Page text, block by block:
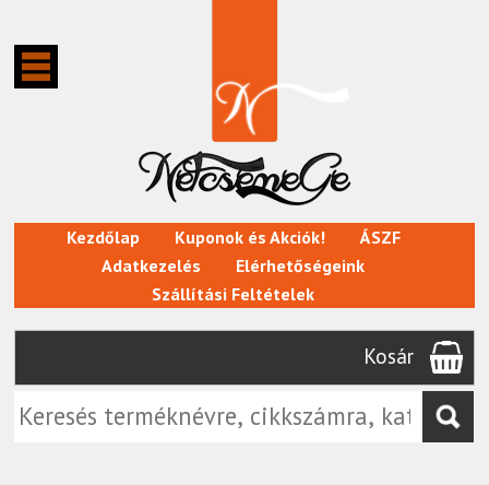
Kezdőlap Kuponok és Akciók!
ÁSZF
Adatkezelés
Elérhetőségeink
Szállítási Feltételek
Kosár